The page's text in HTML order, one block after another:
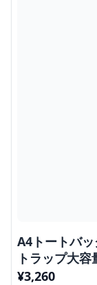
A4トートバ
トラップ大
¥3,260